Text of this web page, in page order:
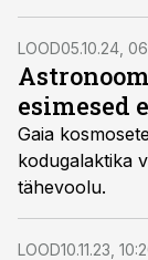
otsivad
Universumi
LOOD05.10.24,
esimesed
Gaia
kodugalaktika
tähevoolu.
LOOD10.11.23,